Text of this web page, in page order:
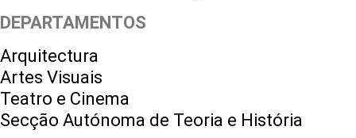
DEPARTAMENTOS
Arquitectura
Artes Visuais
Teatro e Cinema
Secção Autónoma de Teoria e História